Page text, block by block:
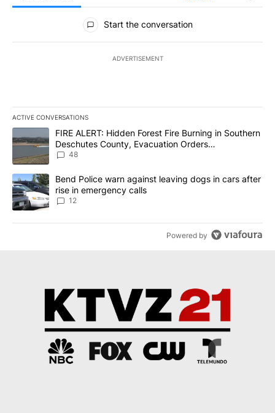
All Comments
Start the conversation
ADVERTISEMENT
ACTIVE CONVERSATIONS
The following is a list of the most commented articles in the last
A trending article titled "FIRE ALERT: Hidden Forest Fire
FIRE ALERT: Hidden Forest Fire Burning in Southern
Deschutes County, Evacuation Orders
Implemented
48
A trending article titled "Bend Police warn against leaving dogs
Bend Police warn against leaving dogs in cars after
rise in emergency calls
12
Powered by